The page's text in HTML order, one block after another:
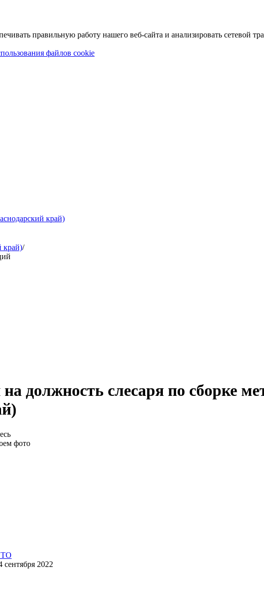
правильную работу нашего веб-сайта и анализировать сетевой
файлов cookie
край)
край)/
должность слесаря по сборке
фото
сентября 2022